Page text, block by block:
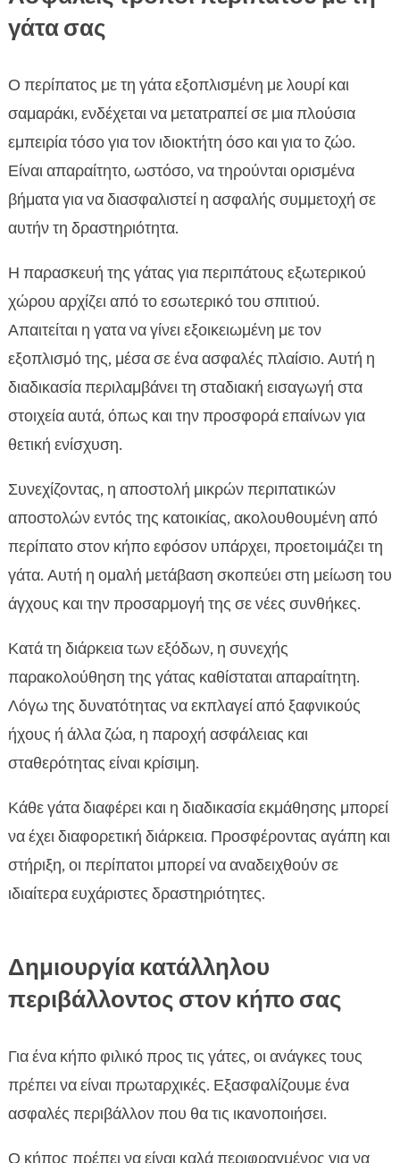
γάτα σας
Ο περίπατος με τη γάτα εξοπλισμένη με λουρί και
σαμαράκι, ενδέχεται να μετατραπεί σε μια πλούσια
εμπειρία τόσο για τον ιδιοκτήτη όσο και για το ζώο.
Είναι απαραίτητο, ωστόσο, να τηρούνται ορισμένα
βήματα για να διασφαλιστεί η ασφαλής συμμετοχή σε
αυτήν τη δραστηριότητα.
Η παρασκευή της γάτας για περιπάτους εξωτερικού
χώρου αρχίζει από το εσωτερικό του σπιτιού.
Απαιτείται η γατα να γίνει εξοικειωμένη με τον
εξοπλισμό της, μέσα σε ένα ασφαλές πλαίσιο. Αυτή η
διαδικασία περιλαμβάνει τη σταδιακή εισαγωγή στα
στοιχεία αυτά, όπως και την προσφορά επαίνων για
θετική ενίσχυση.
Συνεχίζοντας, η αποστολή μικρών περιπατικών
αποστολών εντός της κατοικίας, ακολουθουμένη από
περίπατο στον κήπο εφόσον υπάρχει, προετοιμάζει τη
γάτα. Αυτή η ομαλή μετάβαση σκοπεύει στη μείωση του
άγχους και την προσαρμογή της σε νέες συνθήκες.
Κατά τη διάρκεια των εξόδων, η συνεχής
παρακολούθηση της γάτας καθίσταται απαραίτητη.
Λόγω της δυνατότητας να εκπλαγεί από ξαφνικούς
ήχους ή άλλα ζώα, η παροχή ασφάλειας και
σταθερότητας είναι κρίσιμη.
Κάθε γάτα διαφέρει και η διαδικασία εκμάθησης μπορεί
να έχει διαφορετική διάρκεια. Προσφέροντας αγάπη και
στήριξη, οι περίπατοι μπορεί να αναδειχθούν σε
ιδιαίτερα ευχάριστες δραστηριότητες.
Δημιουργία κατάλληλου
περιβάλλοντος στον κήπο σας
Για ένα κήπο φιλικό προς τις γάτες, οι ανάγκες τους
πρέπει να είναι πρωταρχικές. Εξασφαλίζουμε ένα
ασφαλές περιβάλλον που θα τις ικανοποιήσει.
Ο κήπος πρέπει να είναι καλά περιφραγμένος για να